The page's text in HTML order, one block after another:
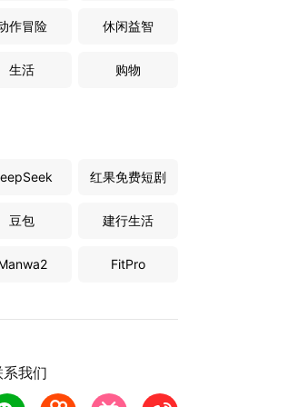
作冒险 休闲益智
生活 购物
红果免费短剧
豆包 建行生活
FitPro
系我们